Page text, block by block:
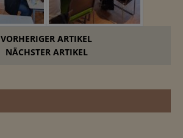
VORHERIGER ARTIKEL
NÄCHSTER ARTIKEL